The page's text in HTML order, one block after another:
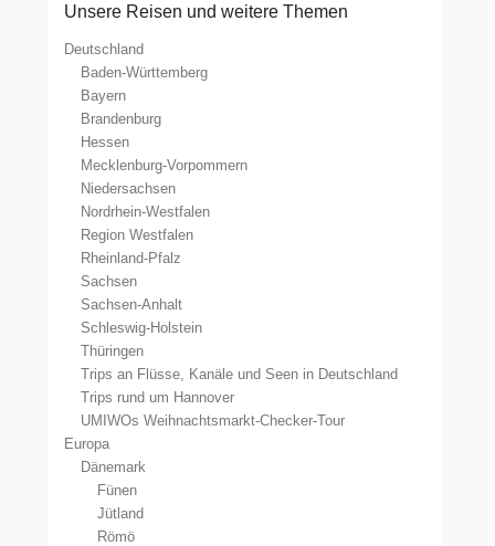
Unsere Reisen und weitere Themen
Deutschland
Baden-Württemberg
Bayern
Brandenburg
Hessen
Mecklenburg-Vorpommern
Niedersachsen
Nordrhein-Westfalen
Region Westfalen
Rheinland-Pfalz
Sachsen
Sachsen-Anhalt
Schleswig-Holstein
Thüringen
Trips an Flüsse, Kanäle und Seen in Deutschland
Trips rund um Hannover
UMIWOs Weihnachtsmarkt-Checker-Tour
Europa
Dänemark
Fünen
Jütland
Römö